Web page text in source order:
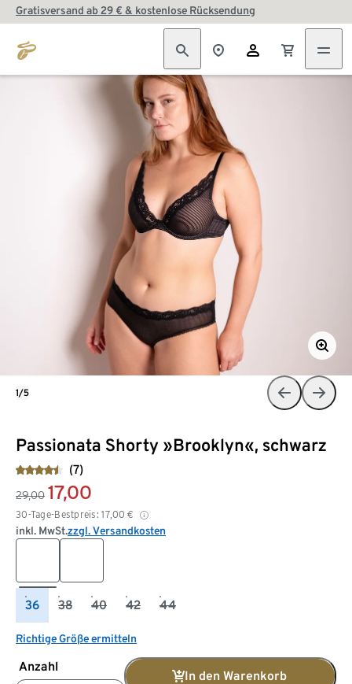
Gratisversand ab 29 € & kostenlose Rücksendung
Passionata Shorty »Brooklyn«, schwarz
(7)
29,00 17,00
30-Tage-Bestpreis: 17,00 €
inkl. MwSt.zzgl. Versandkosten
36 38 40 42 44
Richtige Größe ermitteln
Anzahl
In den Warenkorb
1/5